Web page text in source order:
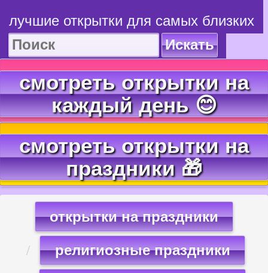
лучшие открытки для самых близких
Искать
смотреть открытки на
каждый день 😊
смотреть открытки на
праздники 🎁
открытки на праздники
религиозные праздники